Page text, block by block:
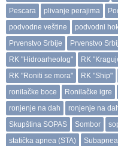
Pescara
plivanje perajima
podvodne veštine
podvodni
Prvenstvo Srbije
Prvenstvo
RK "Hidroarheolog"
RK
RK "Roniti se mora"
RK "Ship"
ronilačke boce
Ronilačke igre
ronjenje na dah
ronjenje na
Skupština SOPAS
Sombor
statička apnea (STA)
Subapnea